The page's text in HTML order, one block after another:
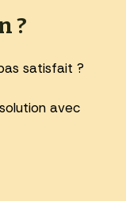
?
satisfait ?
avec